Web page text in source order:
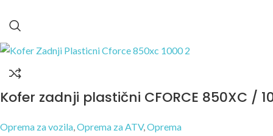
Kofer zadnji plastični CFORCE 850XC /
Oprema za vozila Oprema za ATV, Oprema